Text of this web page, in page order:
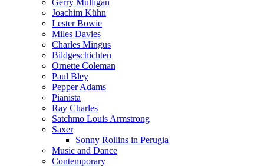
Joachim Kühn
Lester Bowie
Miles Davies
Charles Mingus
Bildgeschichten
Ornette Coleman
Paul Bley
Pepper Adams
Pianista
Ray Charles
Satchmo Louis Armstrong
Saxer
Sonny Rollins in Perugia
Music and Dance
Contemporary